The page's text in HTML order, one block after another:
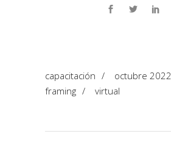
capacitación / octubre 2022
framing / virtual